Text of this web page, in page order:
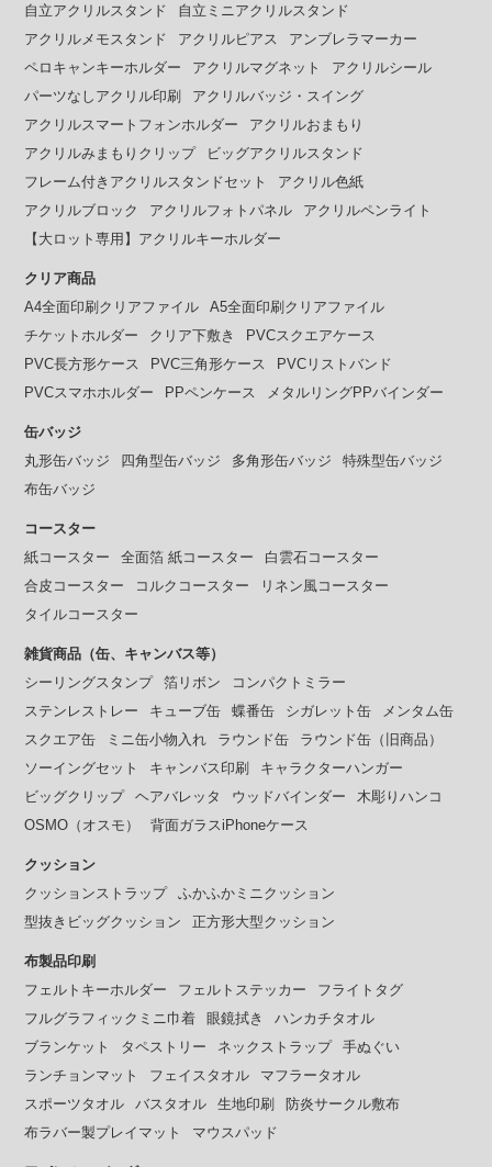
自立アクリルスタンド
自立ミニアクリルスタンド
アクリルメモスタンド
アクリルピアス
アンブレラマーカー
ペロキャンキーホルダー
アクリルマグネット
アクリルシール
パーツなしアクリル印刷
アクリルバッジ・スイング
アクリルスマートフォンホルダー
アクリルおまもり
アクリルみまもりクリップ
ビッグアクリルスタンド
フレーム付きアクリルスタンドセット
アクリル色紙
アクリルブロック
アクリルフォトパネル
アクリルペンライト
【大ロット専用】アクリルキーホルダー
クリア商品
A4全面印刷クリアファイル
A5全面印刷クリアファイル
チケットホルダー
クリア下敷き
PVCスクエアケース
PVC長方形ケース
PVC三角形ケース
PVCリストバンド
PVCスマホホルダー
PPペンケース メタルリングPPバインダー
缶バッジ
丸形缶バッジ
四角型缶バッジ 多角形缶バッジ
特殊型缶バッジ
布缶バッジ
コースター
紙コースター
全面箔 紙コースター
白雲石コースター
合皮コースター
コルクコースター
リネン風コースター
タイルコースター
雑貨商品（缶、キャンバス等）
シーリングスタンプ
箔リボン
コンパクトミラー
ステンレストレー
キューブ缶 蝶番缶 シガレット缶
メンタム缶
スクエア缶
ミニ缶小物入れ ラウンド缶
ラウンド缶（旧商品）
ソーイングセット
キャンバス印刷
キャラクターハンガー
ビッグクリップ
ヘアバレッタ ウッドバインダー
木彫りハンコ
OSMO（オスモ）
背面ガラスiPhoneケース
クッション
クッションストラップ
ふかふかミニクッション
型抜きビッグクッション
正方形大型クッション
布製品印刷
フェルトキーホルダー
フェルトステッカー
フライトタグ
フルグラフィックミニ巾着
眼鏡拭き
ハンカチタオル
ブランケット
タペストリー ネックストラップ
手ぬぐい
ランチョンマット
フェイスタオル
マフラータオル
スポーツタオル
バスタオル 生地印刷
防炎サークル敷布
布ラバー製プレイマット
マウスパッド